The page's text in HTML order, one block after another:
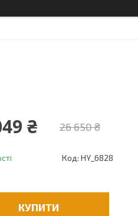
26 650 ₴
₴
Код: HY_6828
КУПИТИ